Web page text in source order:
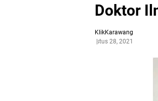
Doktor
KlikKarawang
Agustus 28, 2021